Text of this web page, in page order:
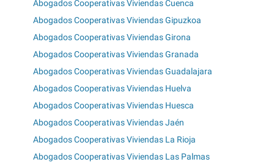
Abogados Cooperativas Viviendas Cuenca
Abogados Cooperativas Viviendas Gipuzkoa
Abogados Cooperativas Viviendas Girona
Abogados Cooperativas Viviendas Granada
Abogados Cooperativas Viviendas Guadalajara
Abogados Cooperativas Viviendas Huelva
Abogados Cooperativas Viviendas Huesca
Abogados Cooperativas Viviendas Jaén
Abogados Cooperativas Viviendas La Rioja
Abogados Cooperativas Viviendas Las Palmas